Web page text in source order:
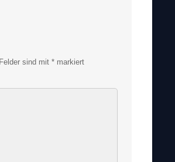
sind mit * markiert